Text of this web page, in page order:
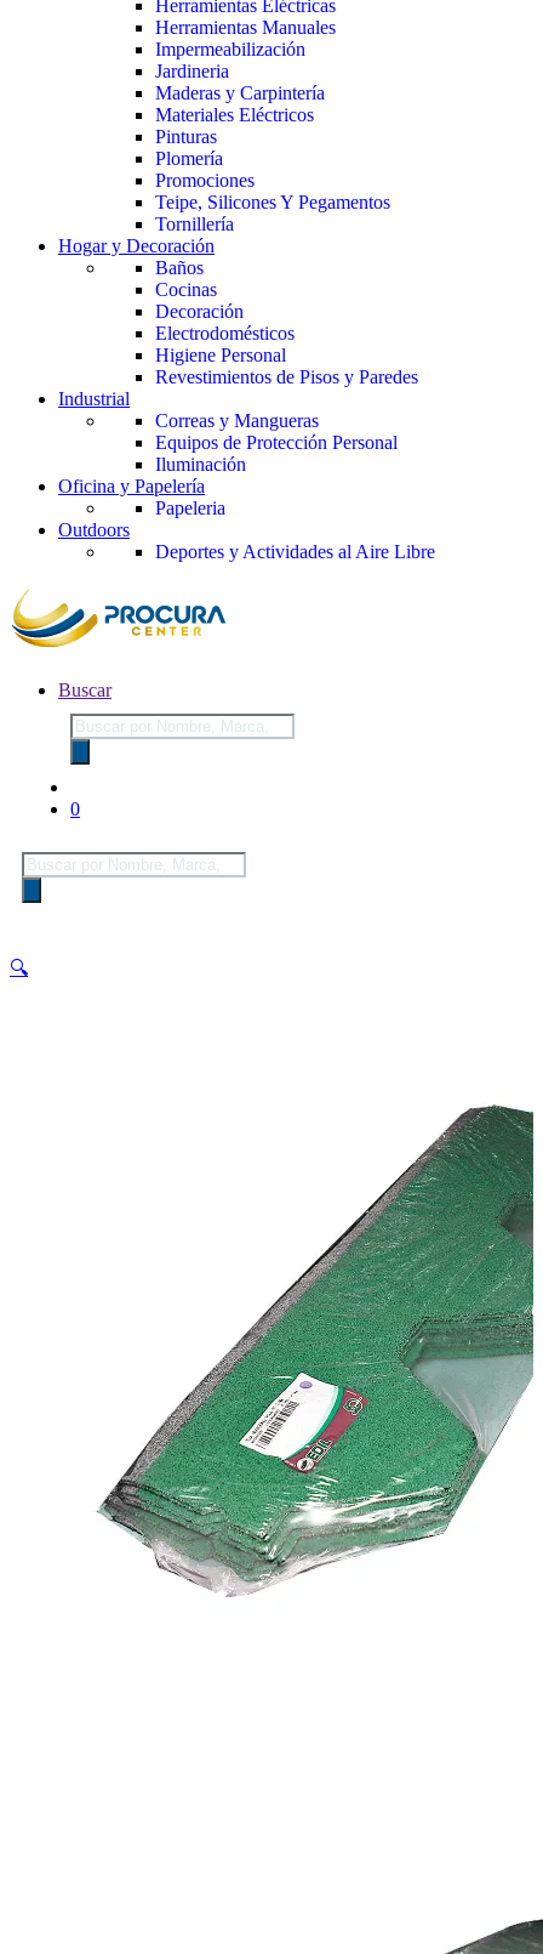
Herramientas Eléctricas
Herramientas Manuales
Impermeabilización
Jardineria
Maderas y Carpintería
Materiales Eléctricos
Pinturas
Plomería
Promociones
Teipe, Silicones Y Pegamentos
Tornillería
Hogar y Decoración
Baños
Cocinas
Decoración
Electrodomésticos
Higiene Personal
Revestimientos de Pisos y Paredes
Industrial
Correas y Mangueras
Equipos de Protección Personal
Iluminación
Oficina y Papelería
Papeleria
Outdoors
Deportes y Actividades al Aire Libre
Buscar
Búsqueda
de
productos
0
Búsqueda
de
productos
🔍